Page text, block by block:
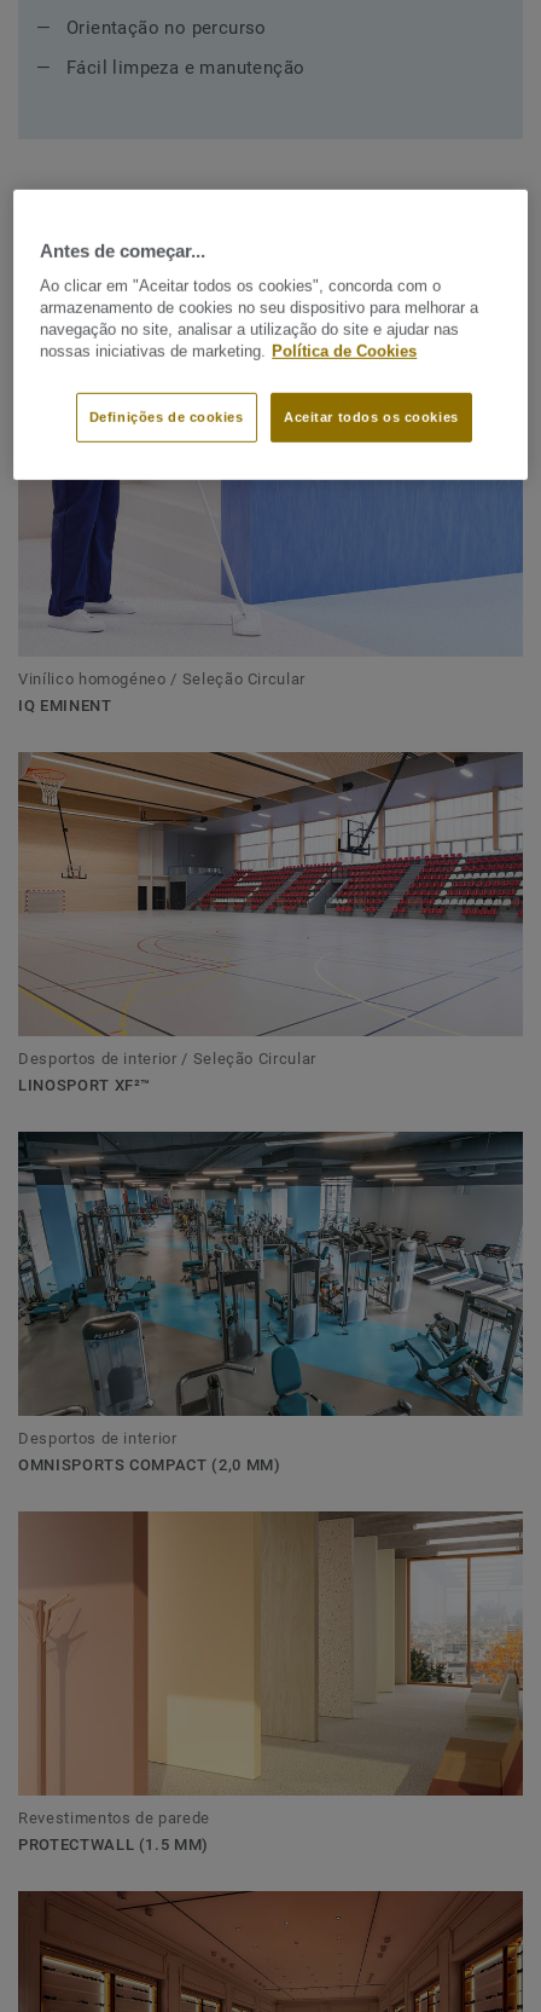
Orientação no percurso
Fácil limpeza e manutenção
Coleções recomendadas para
Receções e áreas comuns
Vinílico homogéneo / Seleção Circular
IQ EMINENT
Desportos de interior / Seleção Circular
LINOSPORT XF²™
Desportos de interior
OMNISPORTS COMPACT (2,0 MM)
Revestimentos de parede
PROTECTWALL (1.5 MM)
Antes de começar...
Ao clicar em "Aceitar todos os cookies", concorda com o
armazenamento de cookies no seu dispositivo para melhorar a
navegação no site, analisar a utilização do site e ajudar nas
nossas iniciativas de marketing.
Política de Cookies
Aceitar todos os cookies
Definições de cookies